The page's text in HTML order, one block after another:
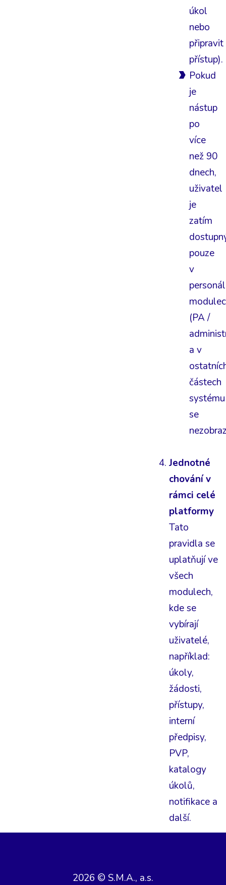
úkol
nebo
připravit
přístup).
Pokud
je
nástup
po
více
než 90
dnech,
uživatel
je
zatím
pouze
v
(PA /
a v
částech
systému
se
Jednotné
chování v
rámci celé
platformy
Tato
pravidla se
uplatňují ve
všech
modulech,
kde se
vybírají
uživatelé,
například:
úkoly,
žádosti,
přístupy,
interní
předpisy,
PVP,
katalogy
úkolů,
notifikace a
další.
2026 © S.M.A., a.s.